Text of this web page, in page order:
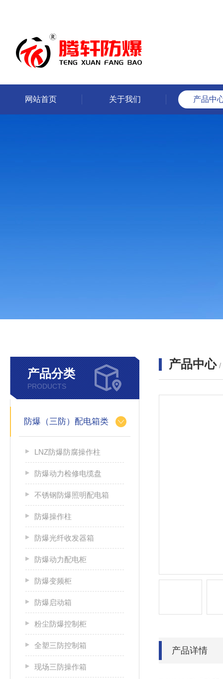
网站首页 关于我们 产品中
产品分类
PRODUCTS
防爆（三防）配电箱类
LNZ防爆防腐操作柱
防爆动力检修电缆盘
不锈钢防爆照明配电箱
防爆操作柱
防爆光纤收发器箱
防爆动力配电柜
防爆变频柜
防爆启动箱
粉尘防爆控制柜
全塑三防控制箱
现场三防操作箱
产品中心 /
产品详情